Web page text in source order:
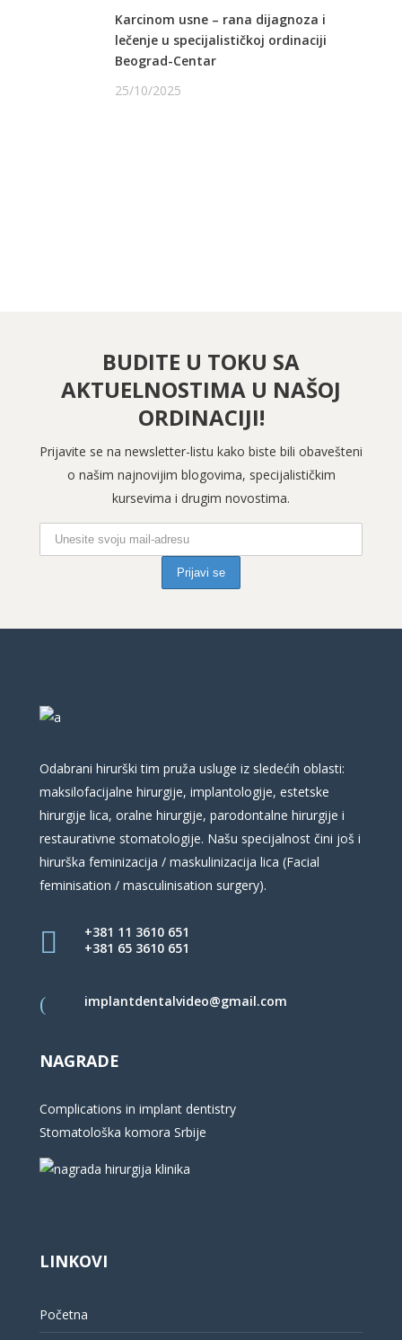
Karcinom usne – rana dijagnoza i
lečenje u specijalističkoj ordinaciji
Beograd-Centar
25/10/2025
BUDITE U TOKU SA
AKTUELNOSTIMA U NAŠOJ
ORDINACIJI!
Prijavite se na newsletter-listu kako biste bili obavešteni
o našim najnovijim blogovima, specijalističkim
kursevima i drugim novostima.
Odabrani hirurški tim pruža usluge iz sledećih oblasti:
maksilofacijalne hirurgije, implantologije, estetske
hirurgije lica, oralne hirurgije, parodontalne hirurgije i
restaurativne stomatologije. Našu specijalnost čini još i
hirurška feminizacija / maskulinizacija lica (Facial
feminisation / masculinisation surgery).
+381 11 3610 651
+381 65 3610 651
implantdentalvideo@gmail.com
NAGRADE
Complications in implant dentistry
Stomatološka komora Srbije
LINKOVI
Početna